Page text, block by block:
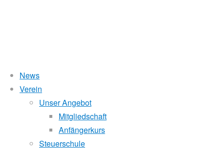
News
Verein
Unser Angebot
Mitgliedschaft
Anfängerkurs
Steuerschule
Wallsee
Wasserstand Donau
Liegt der Wasserstand in Korneuburg (KORN)
beim Donauhort nicht gerudert.
Pegelstände (DoRIS)